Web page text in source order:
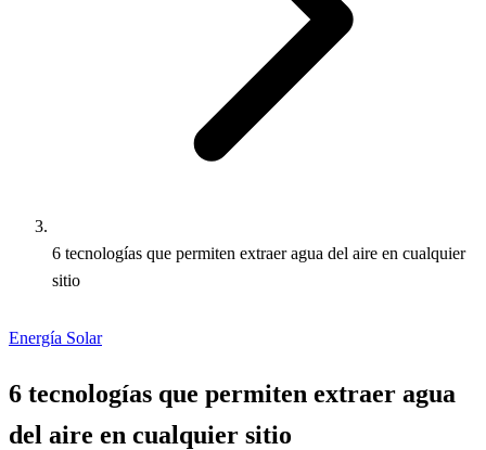
6 tecnologías que permiten extraer agua del aire en cualquier
sitio
Energía Solar
6 tecnologías que permiten extraer agua
del aire en cualquier sitio